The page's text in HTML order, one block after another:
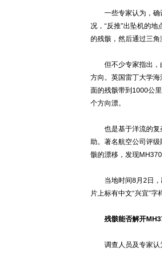
一些专家认为，确认
况，“反推”出坠机的
的残骸，然后通过三
但不少专家指出，由
方向。英国雷丁大学
面的残骸带到1000公
个方向漂。
也是基于洋流的复杂
助。著名航空公司评
骸的漂移，发现
当地时间8月2日，
片上标有中文“兴宜”
残骸能否解开
调查人员及专家认为